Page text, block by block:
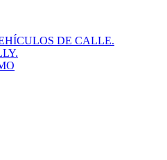
DE CALLE.